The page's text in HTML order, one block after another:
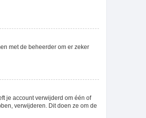
met de beheerder om er zeker
je account verwijderd om één of
verwijderen. Dit doen ze om de